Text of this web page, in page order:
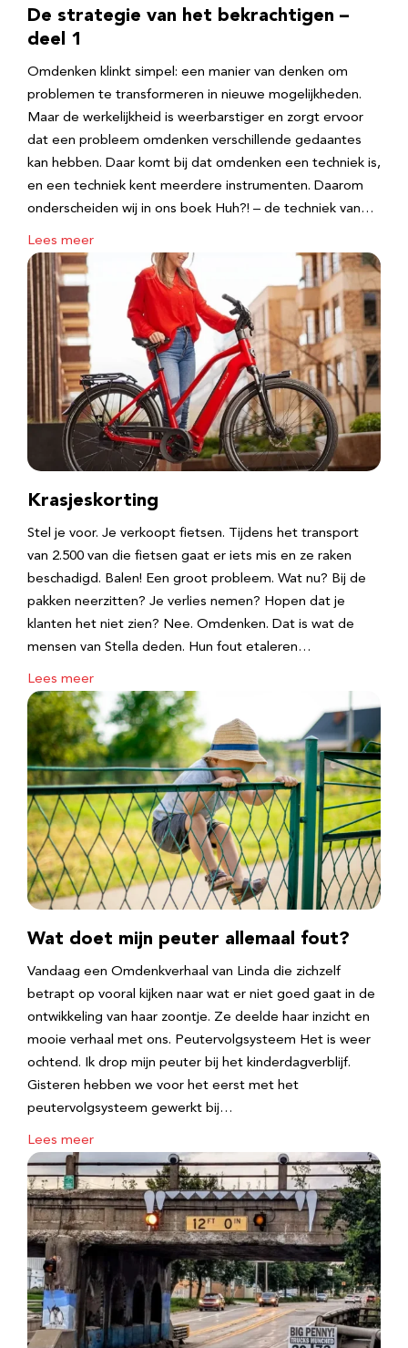
De strategie van het bekrachtigen –
deel 1
Omdenken klinkt simpel: een manier van denken om
problemen te transformeren in nieuwe mogelijkheden.
Maar de werkelijkheid is weerbarstiger en zorgt ervoor
dat een probleem omdenken verschillende gedaantes
kan hebben. Daar komt bij dat omdenken een techniek is,
en een techniek kent meerdere instrumenten. Daarom
onderscheiden wij in ons boek Huh?! – de techniek van…
Lees meer
Krasjeskorting
Stel je voor. Je verkoopt fietsen. Tijdens het transport
van 2.500 van die fietsen gaat er iets mis en ze raken
beschadigd. Balen! Een groot probleem. Wat nu? Bij de
pakken neerzitten? Je verlies nemen? Hopen dat je
klanten het niet zien? Nee. Omdenken. Dat is wat de
mensen van Stella deden. Hun fout etaleren…
Lees meer
Wat doet mijn peuter allemaal fout?
Vandaag een Omdenkverhaal van Linda die zichzelf
betrapt op vooral kijken naar wat er niet goed gaat in de
ontwikkeling van haar zoontje. Ze deelde haar inzicht en
mooie verhaal met ons. Peutervolgsysteem Het is weer
ochtend. Ik drop mijn peuter bij het kinderdagverblijf.
Gisteren hebben we voor het eerst met het
peutervolgsysteem gewerkt bij…
Lees meer